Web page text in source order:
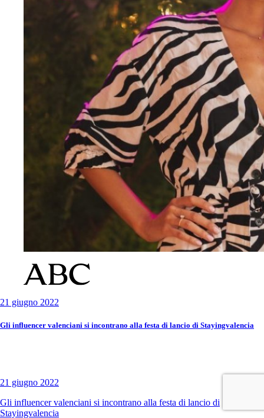
21 giugno 2022
Gli influencer valenciani si incontrano alla festa di lancio di Stayingvalencia
21 giugno 2022
Gli influencer valenciani si incontrano alla festa di lancio di
Stayingvalencia